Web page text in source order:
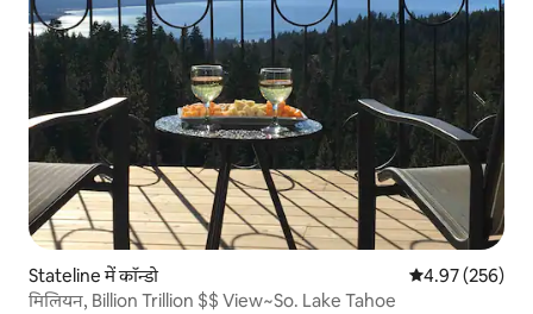
Stateline में कॉन्डो औसत रेटिंग 5 में से
4.97 (256)
मिलियन, Billion Trillion $$ View~So. Lake Tahoe